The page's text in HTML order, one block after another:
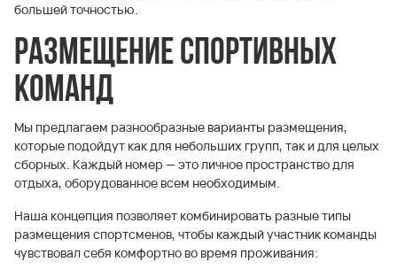
большей точностью.
Размещение спортивных
команд
Мы предлагаем разнообразные варианты размещения,
которые подойдут как для небольших групп, так и для целых
сборных. Каждый номер — это личное пространство для
отдыха, оборудованное всем необходимым.
Наша концепция позволяет комбинировать разные типы
размещения спортсменов, чтобы каждый участник команды
чувствовал себя комфортно во время проживания: